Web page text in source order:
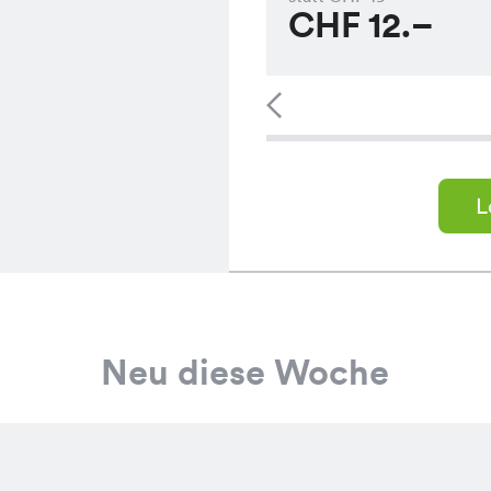
CHF 12.–
Neu diese Woche